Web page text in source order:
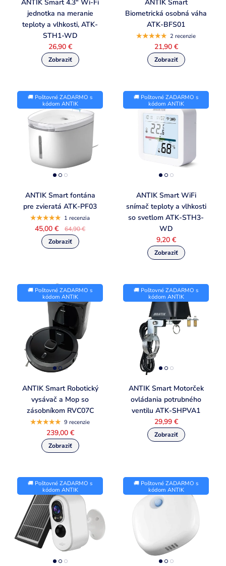
ANTIK Smart 4.3" Wi-Fi
jednotka na meranie
teploty a vlhkosti, ATK-
STH1-WD
26,90 €
ANTIK Smart
Biometrická osobná váha
ATK-BFS01
2 recenzie
21,90 €
🚚 Poštovné ZADARMO s
kódom ANTIK
ANTIK Smart fontána
pre zvieratá ATK-PF03
1 recenzia
45,00 € 64,90 €
🚚 Poštovné ZADARMO s
kódom ANTIK
ANTIK Smart WiFi
snímač teploty a vlhkosti
so svetlom ATK-STH3-
WD
9,20 €
🚚 Poštovné ZADARMO s
kódom ANTIK
ANTIK Smart Robotický
vysávač a Mop so
zásobníkom RVC07C
9 recenzie
239,00 €
🚚 Poštovné ZADARMO s
kódom ANTIK
ANTIK Smart Motorček
ovládania potrubného
ventilu ATK-SHPVA1
29,99 €
🚚 Poštovné ZADARMO s
kódom ANTIK
🚚 Poštovné ZADARMO s
kódom ANTIK